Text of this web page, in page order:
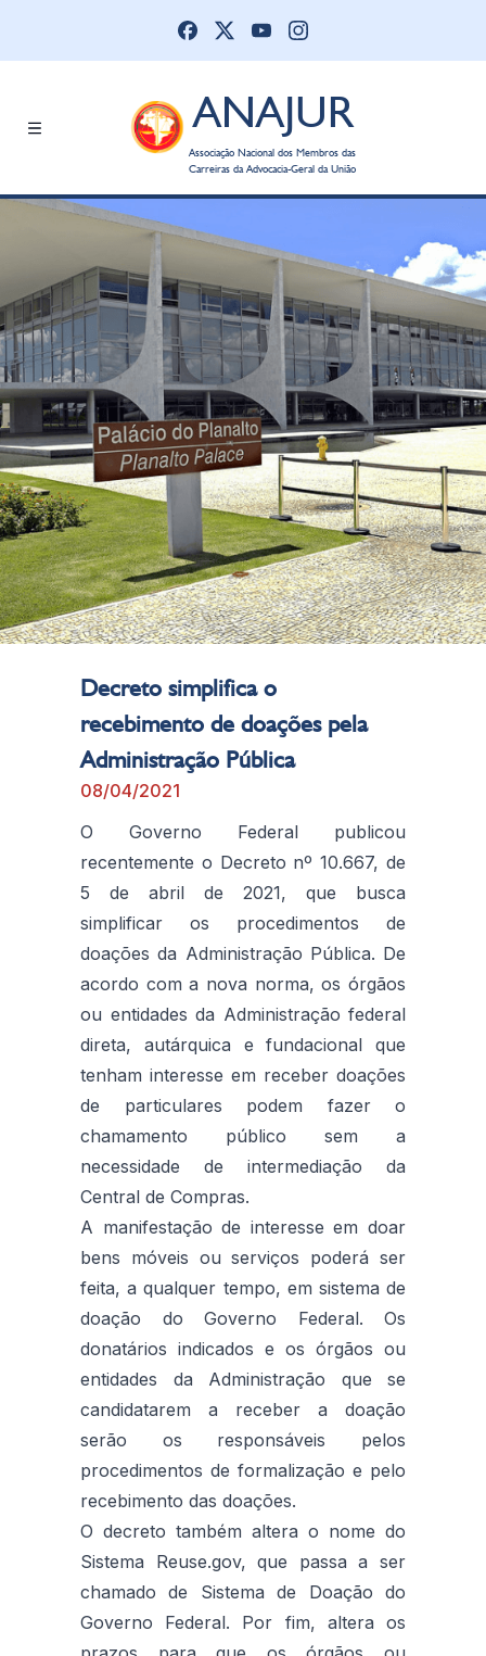
ANAJUR
Associação Nacional dos Membros das
Carreiras da Advocacia-Geral da União
Decreto simplifica o
recebimento de doações pela
Administração Pública
08/04/2021
O Governo Federal publicou
recentemente o Decreto nº 10.667, de
5 de abril de 2021, que busca
simplificar os procedimentos de
doações da Administração Pública. De
acordo com a nova norma, os órgãos
ou entidades da Administração federal
direta, autárquica e fundacional que
tenham interesse em receber doações
de particulares podem fazer o
chamamento público sem a
necessidade de intermediação da
Central de Compras.
A manifestação de interesse em doar
bens móveis ou serviços poderá ser
feita, a qualquer tempo, em sistema de
doação do Governo Federal. Os
donatários indicados e os órgãos ou
entidades da Administração que se
candidatarem a receber a doação
serão os responsáveis pelos
procedimentos de formalização e pelo
recebimento das doações.
O decreto também altera o nome do
Sistema Reuse.gov, que passa a ser
chamado de Sistema de Doação do
Governo Federal. Por fim, altera os